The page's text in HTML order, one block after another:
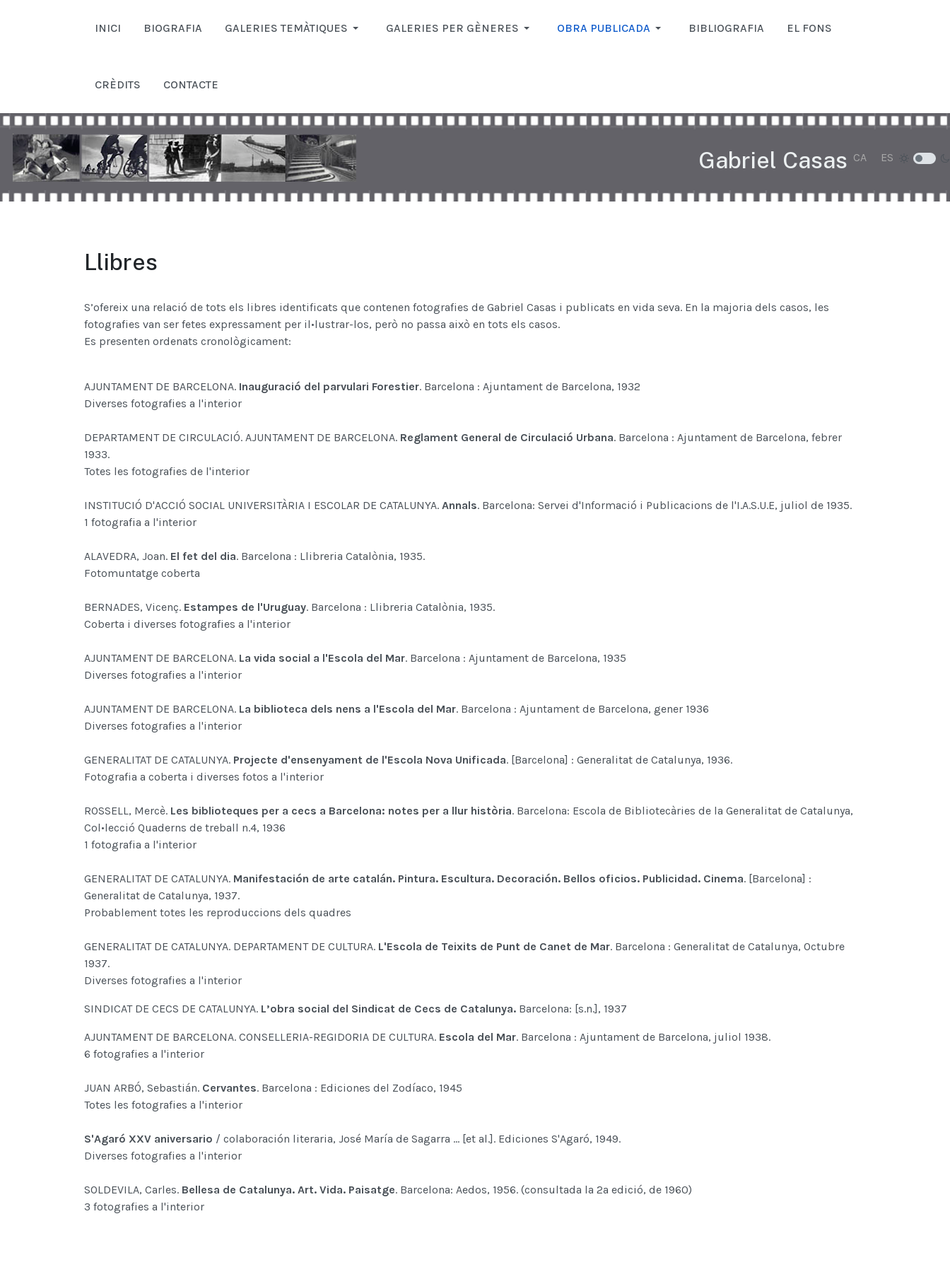
INICI BIOGRAFIA GALERIES TEMÀTIQUES GALERIES PER GÈNERES OBRA PUBLICADA BIBLIOGRAFIA EL FONS
CRÈDITS CONTACTE
Gabriel Casas Seleccioni el seu
CA ES
Llibres
S’ofereix una relació de tots els libres identificats que contenen fotografies de Gabriel Casas i publicats en vida seva. En la majoria dels casos, les
fotografies van ser fetes expressament per il•lustrar-los, però no passa això en tots els casos.
Es presenten ordenats cronològicament:
AJUNTAMENT DE BARCELONA. Inauguració del parvulari Forestier. Barcelona : Ajuntament de Barcelona, 1932
Diverses fotografies a l'interior
DEPARTAMENT DE CIRCULACIÓ. AJUNTAMENT DE BARCELONA. Reglament General de Circulació Urbana. Barcelona : Ajuntament de Barcelona, febrer
1933.
Totes les fotografies de l'interior
INSTITUCIÓ D'ACCIÓ SOCIAL UNIVERSITÀRIA I ESCOLAR DE CATALUNYA. Annals. Barcelona: Servei d'Informació i Publicacions de l'I.A.S.U.E, juliol de 1935.
1 fotografia a l'interior
ALAVEDRA, Joan. El fet del dia. Barcelona : Llibreria Catalònia, 1935.
Fotomuntatge coberta
BERNADES, Vicenç. Estampes de l'Uruguay. Barcelona : Llibreria Catalònia, 1935.
Coberta i diverses fotografies a l'interior
AJUNTAMENT DE BARCELONA. La vida social a l'Escola del Mar. Barcelona : Ajuntament de Barcelona, 1935
Diverses fotografies a l'interior
AJUNTAMENT DE BARCELONA. La biblioteca dels nens a l'Escola del Mar. Barcelona : Ajuntament de Barcelona, gener 1936
Diverses fotografies a l'interior
GENERALITAT DE CATALUNYA. Projecte d'ensenyament de l'Escola Nova Unificada. [Barcelona] : Generalitat de Catalunya, 1936.
Fotografia a coberta i diverses fotos a l'interior
ROSSELL, Mercè. Les biblioteques per a cecs a Barcelona: notes per a llur història. Barcelona: Escola de Bibliotecàries de la Generalitat de Catalunya,
Col•lecció Quaderns de treball n.4, 1936
1 fotografia a l'interior
GENERALITAT DE CATALUNYA. Manifestación de arte catalán. Pintura. Escultura. Decoración. Bellos oficios. Publicidad. Cinema. [Barcelona] :
Generalitat de Catalunya, 1937.
Probablement totes les reproduccions dels quadres
GENERALITAT DE CATALUNYA. DEPARTAMENT DE CULTURA. L'Escola de Teixits de Punt de Canet de Mar. Barcelona : Generalitat de Catalunya, Octubre
1937.
Diverses fotografies a l'interior
SINDICAT DE CECS DE CATALUNYA. L’obra social del Sindicat de Cecs de Catalunya. Barcelona: [s.n.], 1937
AJUNTAMENT DE BARCELONA. CONSELLERIA-REGIDORIA DE CULTURA. Escola del Mar. Barcelona : Ajuntament de Barcelona, juliol 1938.
6 fotografies a l'interior
JUAN ARBÓ, Sebastián. Cervantes. Barcelona : Ediciones del Zodíaco, 1945
Totes les fotografies a l'interior
S'Agaró XXV aniversario / colaboración literaria, José María de Sagarra ... [et al.]. Ediciones S'Agaró, 1949.
Diverses fotografies a l'interior
SOLDEVILA, Carles. Bellesa de Catalunya. Art. Vida. Paisatge. Barcelona: Aedos, 1956. (consultada la 2a edició, de 1960)
3 fotografies a l'interior